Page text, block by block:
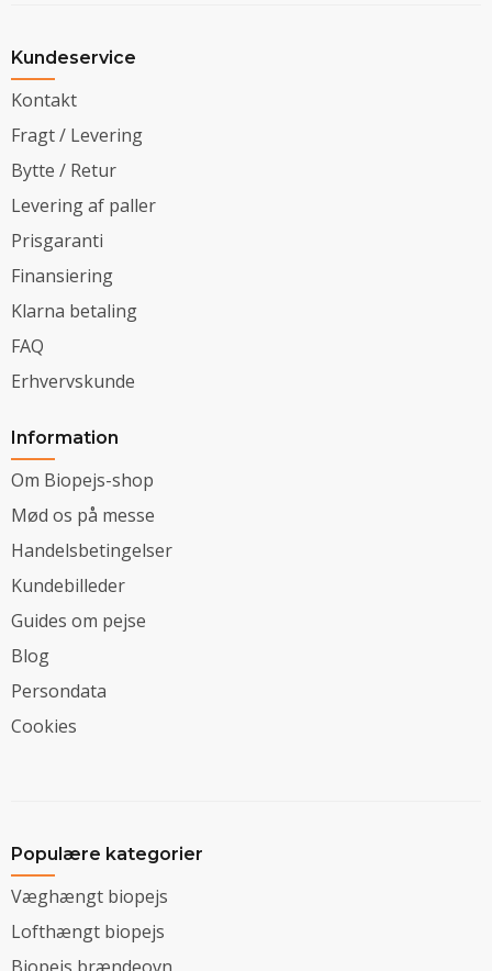
Kundeservice
Kontakt
Fragt / Levering
Bytte / Retur
Levering af paller
Prisgaranti
Finansiering
Klarna betaling
FAQ
Erhvervskunde
Information
Om Biopejs-shop
Mød os på messe
Handelsbetingelser
Kundebilleder
Guides om pejse
Blog
Persondata
Cookies
Populære kategorier
Væghængt biopejs
Lofthængt biopejs